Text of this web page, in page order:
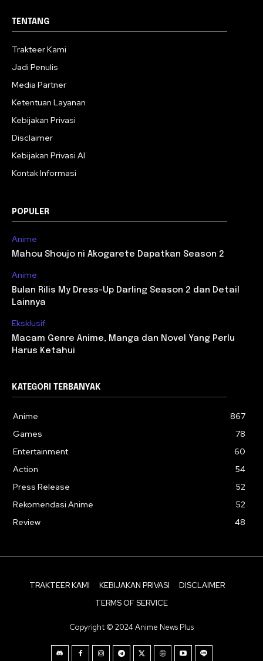
TENTANG
Trakteer Kami
Jadi Penulis
Media Partner
Ketentuan Layanan
Kebijakan Privasi
Disclaimer
Kebijakan Privasi AI
Kontak Informasi
POPULER
Anime
Mahou Shoujo ni Akogarete Dapatkan Season 2
Anime
Bulan Rilis My Dress-Up Darling Season 2 dan Detail
Lainnya
Eksklusif
Macam Genre Anime, Manga dan Novel Yang Perlu
Harus Ketahui
KATEGORI TERBANYAK
Anime
867
Games
78
Entertainment
60
Action
54
Press Release
52
Rekomendasi Anime
52
Review
48
TRAKTEER KAMI KEBIJAKAN PRIVASI
DISCLAIMER
TERMS OF SERVICE
Copyright © 2024 Anime News Plus